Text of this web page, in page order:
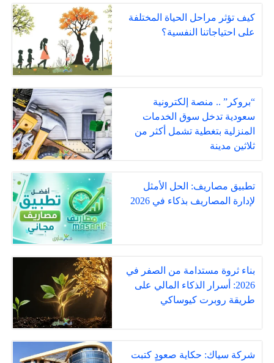
كيف تؤثر مراحل الحياة المختلفة
على احتياجاتنا النفسية؟
“بروكر” .. منصة إلكترونية
سعودية تدخل سوق الخدمات
المنزلية بتغطية تشمل أكثر من
ثلاثين مدينة
تطبيق مصاريف: الحل الأمثل
لإدارة المصاريف بذكاء في 2026
بناء ثروة مستدامة من الصفر في
2026: أسرار الذكاء المالي على
طريقة روبرت كيوساكي
شركة سياك: حكاية صعودٍ كتبت